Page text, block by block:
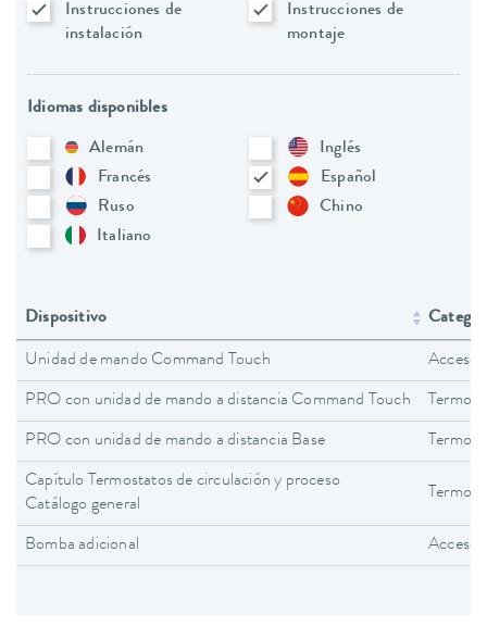
Instrucciones de
instalación
Instrucciones de
montaje
Idiomas disponibles
Alemán
Inglés
Francés
Español
Ruso
Chino
Italiano
Dispositivo
Unidad de mando Command Touch
PRO con unidad de mando a distancia Command Touch
PRO con unidad de mando a distancia Base
Capítulo Termostatos de circulación y proceso
Catálogo general
Bomba adicional